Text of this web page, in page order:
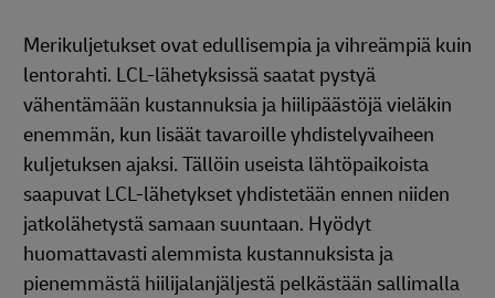
Merikuljetukset ovat edullisempia ja vihreämpiä kuin
lentorahti. LCL-lähetyksissä saatat pystyä
vähentämään kustannuksia ja hiilipäästöjä vieläkin
enemmän, kun lisäät tavaroille yhdistelyvaiheen
kuljetuksen ajaksi. Tällöin useista lähtöpaikoista
saapuvat LCL-lähetykset yhdistetään ennen niiden
jatkolähetystä samaan suuntaan. Hyödyt
huomattavasti alemmista kustannuksista ja
pienemmästä hiilijalanjäljestä pelkästään sallimalla